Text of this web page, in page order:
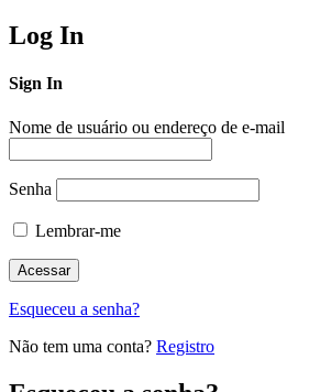
Log In
Sign In
Nome de usuário ou endereço de e-mail
Senha
Lembrar-me
Esqueceu a senha?
Não tem uma conta? Registro